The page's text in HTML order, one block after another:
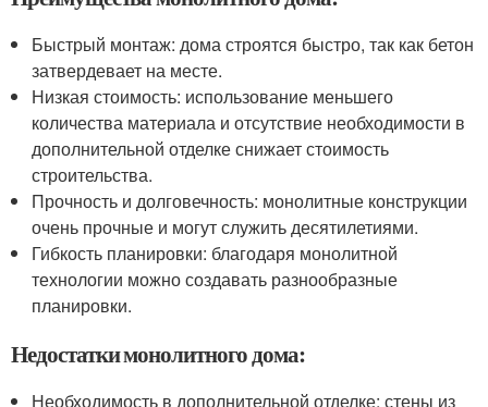
Быстрый монтаж: дома строятся быстро, так как бетон
затвердевает на месте.
Низкая стоимость: использование меньшего
количества материала и отсутствие необходимости в
дополнительной отделке снижает стоимость
строительства.
Прочность и долговечность: монолитные конструкции
очень прочные и могут служить десятилетиями.
Гибкость планировки: благодаря монолитной
технологии можно создавать разнообразные
планировки.
Недостатки монолитного дома:
Необходимость в дополнительной отделке: стены из